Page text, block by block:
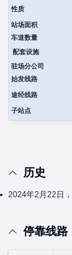
性质
站场面积
车道数量
配套设施
驻场分公司
始发线路
途经线路
子站点
历史
2024年2月22日，
停靠线路